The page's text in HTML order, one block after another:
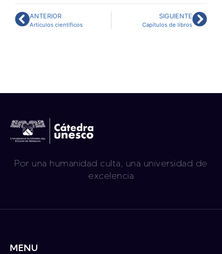
ANTERIOR
Artículos científicos
SIGUIENTE
Capítulos de libros
Por una humanidad culta, una universidad de
excelencia
MENU